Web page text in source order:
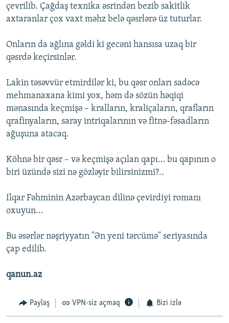
çevrilib. Çağdaş texnika əsrindən bezib sakitlik
axtaranlar çox vaxt məhz belə qəsrlərə üz tuturlar.
Onların da ağlına gəldi ki gecəni hansısa uzaq bir
qəsrdə keçirsinlər.
Lakin təsəvvür etmirdilər ki, bu qəsr onları sadəcə
mehmanaxana kimi yox, həm də sözün həqiqi
mənasında keçmişə – kralların, kraliçaların, qrafların
qrafinyaların, saray intriqalarının və fitnə-fəsadların
ağuşuna atacaq.
Köhnə bir qəsr – və keçmişə açılan qapı… bu qapının о
biri üzündə sizi nə gözləyir bilirsinizmi?..
Ilqar Fəhminin Azərbaycan dilinə çevirdiyi romanı
oxuyun...
Bu əsərlər nəşriyyatın "Ən yeni tərcümə" seriyasında
çap edilib.
qanun.az
Paylaş VPN-siz açmaq Bizi izlə